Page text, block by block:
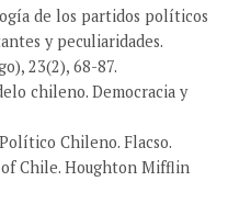
de los partidos políticos
y peculiaridades.
23(2), 68-87.
chileno. Democracia y
Chileno. Flacso.
Chile. Houghton Mifflin